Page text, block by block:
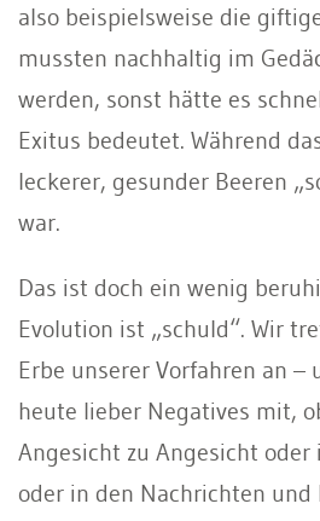
also beispielsweise die
mussten nachhaltig im
werden, sonst hätte es
Exitus bedeutet. Während
leckerer, gesunder Beeren
war.
Das ist doch ein wenig
Evolution ist „schuld“. Wir
Erbe unserer Vorfahren an –
heute lieber Negatives mit,
Angesicht zu Angesicht oder
oder in den Nachrichten und